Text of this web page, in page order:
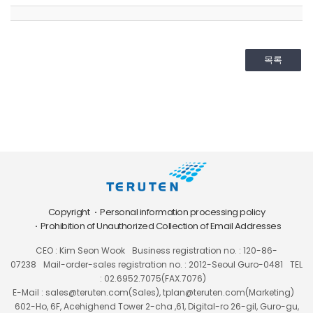
목록
Copyright
Personal information processing policy
Prohibition of Unauthorized Collection of Email Addresses
CEO : Kim Seon Wook
Business registration no. : 120-86-
07238
Mail-order-sales registration no. : 2012-Seoul Guro-0481
TEL
: 02.6952.7075(FAX.7076)
E-Mail : sales@teruten.com(Sales), tplan@teruten.com(Marketing)
602-Ho, 6F, Acehighend Tower 2-cha ,61, Digital-ro 26-gil, Guro-gu,